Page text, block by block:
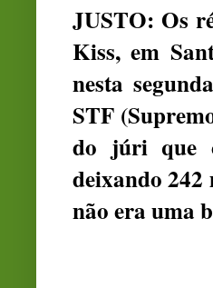
JUSTO: Os
Kiss, em
nesta
STF
do júri que
deixando 242
não era uma